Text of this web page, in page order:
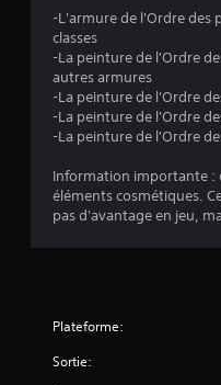
-L'armure de l'Ordre des
classes
-La peinture de l'Ordre
autres armures
-La peinture de l'Ordre
-La peinture de l'Ordre
-La peinture de l'Ordre
Information importante :
éléments cosmétiques.
pas d'avantage en jeu,
Plateforme:
Sortie: